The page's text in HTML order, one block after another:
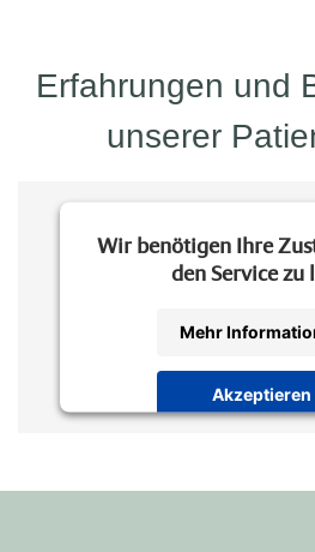
Erfahrungen und
unserer
Wir benötigen Ihre
den Service zu
Mehr
Akzeptieren